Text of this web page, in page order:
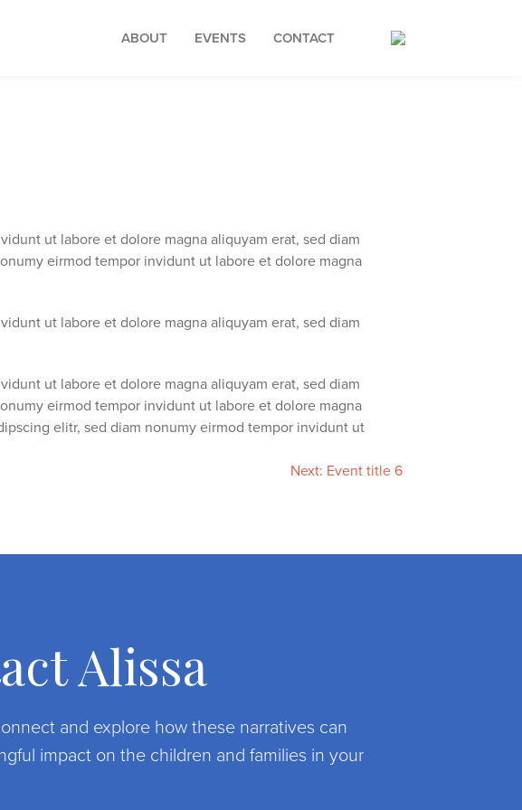
ABOUT EVENTS CONTACT
ut labore et dolore magna aliquyam erat, sed diam
eirmod tempor invidunt ut labore et dolore magna
ut labore et dolore magna aliquyam erat, sed diam
ut labore et dolore magna aliquyam erat, sed diam
eirmod tempor invidunt ut labore et dolore magna
elitr, sed diam nonumy eirmod tempor invidunt ut
Next: Event title 6
Alissa
and explore how these narratives can
impact on the children and families in your